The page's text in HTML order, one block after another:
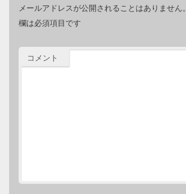
メールアドレスが公開されることはありません。
欄は必須項目です
コメント